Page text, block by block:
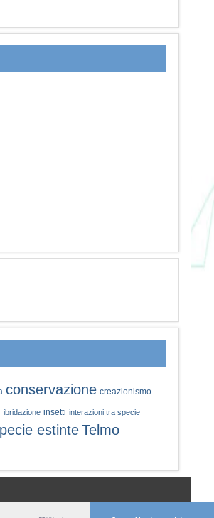
conservazione creazionismo
ibridazione insetti interazioni tra specie
estinteTelmo